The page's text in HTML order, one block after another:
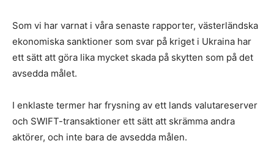
Som vi har varnat i våra senaste rapporter, västerländska
ekonomiska sanktioner som svar på kriget i Ukraina har
ett sätt att göra lika mycket skada på skytten som på det
avsedda målet.
I enklaste termer har frysning av ett lands valutareserver
och SWIFT-transaktioner ett sätt att skrämma andra
aktörer, och inte bara de avsedda målen.